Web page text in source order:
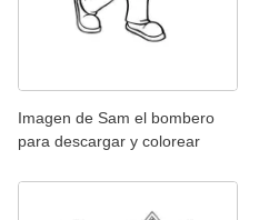
Imagen de Sam el bombero
para descargar y colorear